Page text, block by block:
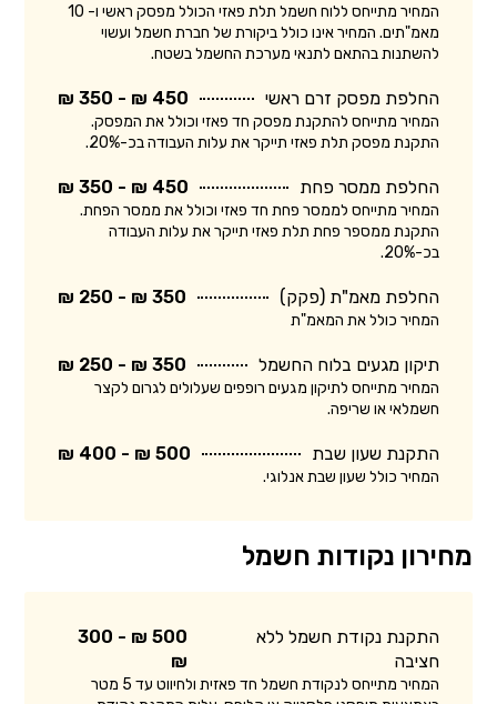
המחיר מתייחס ללוח חשמל תלת פאזי הכולל מפסק ראשי ו- 10
מאמ"תים. המחיר אינו כולל ביקורת של חברת חשמל ועשוי
להשתנות בהתאם לתנאי מערכת החשמל בשטח.
החלפת מפסק זרם ראשי 450 ₪ - 350 ₪
המחיר מתייחס להתקנת מפסק חד פאזי וכולל את המפסק.
התקנת מפסק תלת פאזי תייקר את עלות העבודה בכ-20%.
החלפת ממסר פחת 450 ₪ - 350 ₪
המחיר מתייחס לממסר פחת חד פאזי וכולל את ממסר הפחת.
התקנת ממספר פחת תלת פאזי תייקר את עלות העבודה
בכ-20%.
החלפת מאמ"ת (פקק) 350 ₪ - 250 ₪
המחיר כולל את המאמ"ת
תיקון מגעים בלוח החשמל 350 ₪ - 250 ₪
המחיר מתייחס לתיקון מגעים רופפים שעלולים לגרום לקצר
חשמלאי או שריפה.
התקנת שעון שבת 500 ₪ - 400 ₪
המחיר כולל שעון שבת אנלוגי.
מחירון נקודות חשמל
התקנת נקודת חשמל ללא
חציבה
500 ₪ - 300
₪
המחיר מתייחס לנקודת חשמל חד פאזית ולחיווט עד 5 מטר